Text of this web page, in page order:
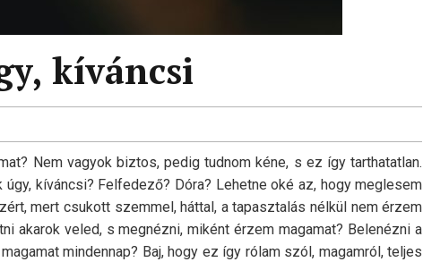
kíváncsi
Nem vagyok biztos, pedig tudnom kéne, s ez így tarthatatlan.
kíváncsi? Felfedező? Dóra? Lehetne oké az, hogy meglesem
mert csukott szemmel, háttal, a tapasztalás nélkül nem érzem
akarok veled, s megnézni, miként érzem magamat? Belenézni a
mindennap? Baj, hogy ez így rólam szól, magamról, teljes